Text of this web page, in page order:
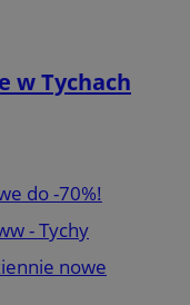
w Tychach
do -70%!
- Tychy
nowe